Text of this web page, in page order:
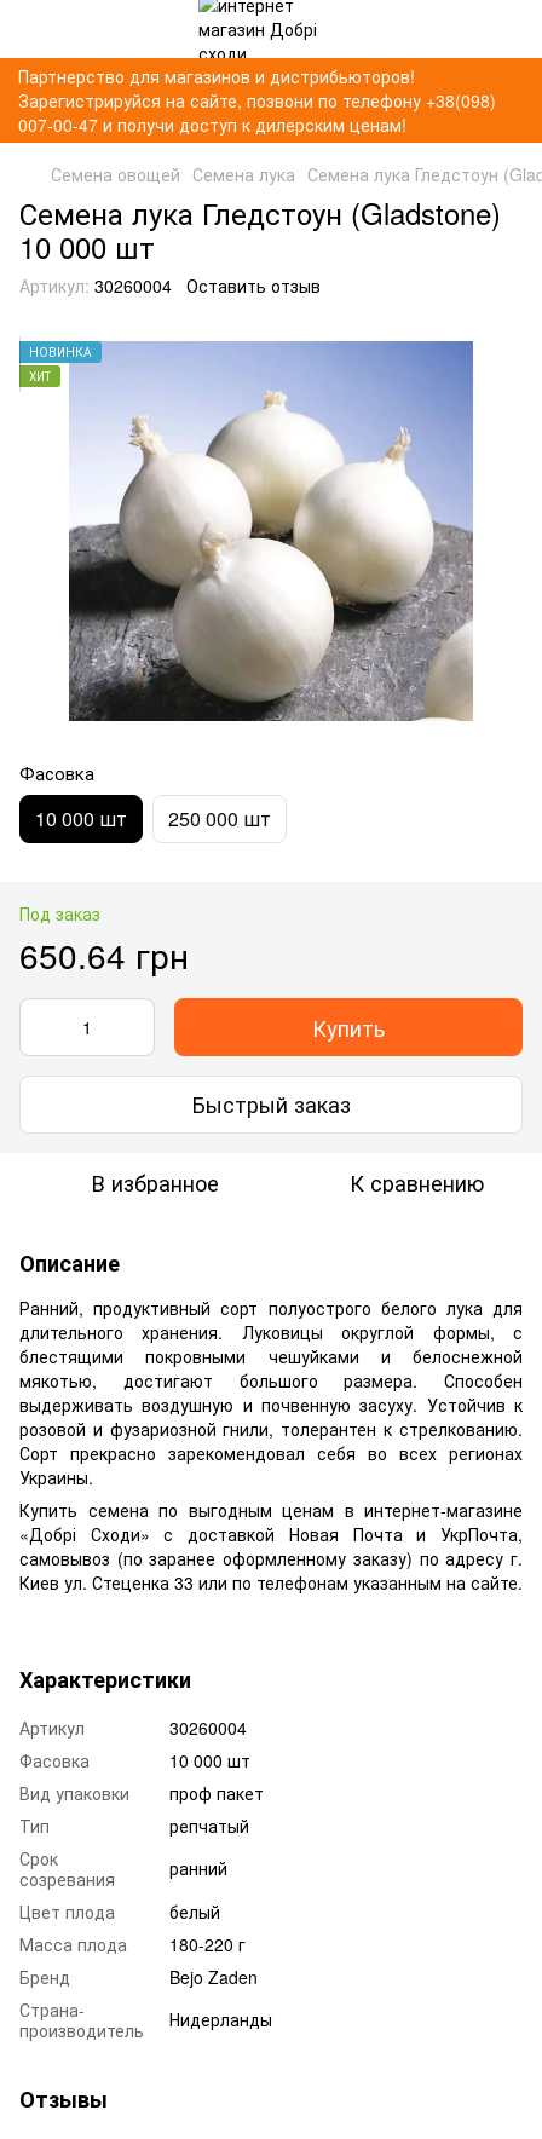
Партнерство для магазинов и дистрибьюторов!
Зарегистрируйся на сайте, позвони по телефону +38(098)
007-00-47 и получи доступ к дилерским ценам!
Семена овощей Семена лука Семена лука Гледстоун
Семена лука Гледстоун (Gladstone)
10 000 шт
Артикул: 30260004 Оставить отзыв
НОВИНКА
ХИТ
Фасовка
10 000 шт 250 000 шт
Под заказ
650.64 грн
Купить
Быстрый заказ
В избранное К сравнению
Описание
Ранний, продуктивный сорт полуострого белого лука для
длительного хранения. Луковицы округлой формы, с
блестящими покровными чешуйками и белоснежной
мякотью, достигают большого размера. Способен
выдерживать воздушную и почвенную засуху. Устойчив к
розовой и фузариозной гнили, толерантен к стрелкованию.
Сорт прекрасно зарекомендовал себя во всех регионах
Украины.
Купить семена по выгодным ценам в интернет-магазине
«Добрі Сходи» с доставкой Новая Почта и УкрПочта,
самовывоз (по заранее оформленному заказу) по адресу г.
Киев ул. Стеценка 33 или по телефонам указанным на сайте.
Характеристики
Артикул
30260004
Фасовка
10 000 шт
Вид упаковки
проф пакет
Тип
репчатый
Срок
созревания
ранний
Цвет плода
белый
Масса плода
180-220 г
Бренд
Bejo Zaden
Страна-
производитель
Нидерланды
Отзывы